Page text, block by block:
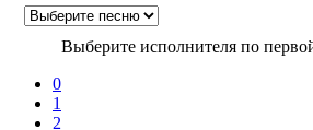
Выберите исполнителя по
0
1
2